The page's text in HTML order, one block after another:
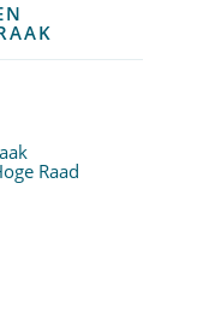
Raad